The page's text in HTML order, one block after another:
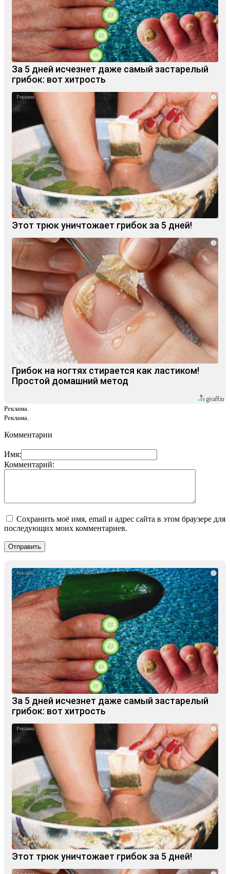
За 5 дней исчезнет даже самый застарелый
грибок: вот хитрость
i
Этот трюк уничтожает грибок за 5 дней!
i
Грибок на ногтях стирается как ластиком!
Простой домашний метод
Реклама.
Реклама.
Комментарии
Имя:
Комментарий:
Сохранить моё имя, email и адрес сайта в этом браузере для
последующих моих комментариев.
i
За 5 дней исчезнет даже самый застарелый
грибок: вот хитрость
i
Этот трюк уничтожает грибок за 5 дней!